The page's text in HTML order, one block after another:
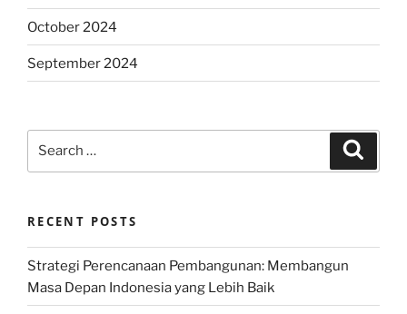
October 2024
September 2024
RECENT POSTS
Strategi Perencanaan Pembangunan: Membangun
Masa Depan Indonesia yang Lebih Baik